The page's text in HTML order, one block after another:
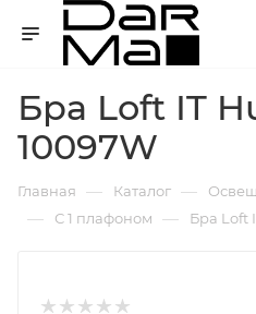
Бра Loft IT
10097W
Главная — Каталог —
— С 1 плафоном — Бра Loft